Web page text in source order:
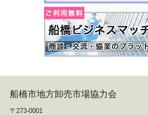
船橋市地方卸売市場協力会
〒273-0001